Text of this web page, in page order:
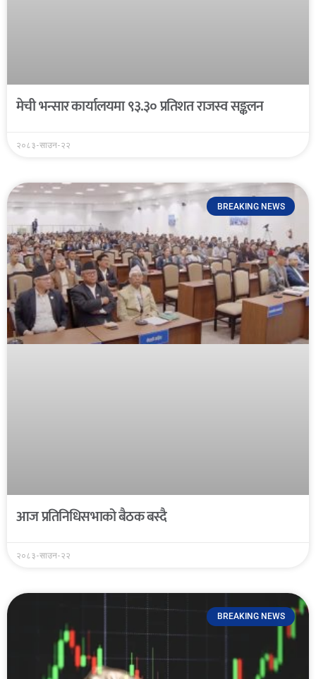
मेची भन्सार कार्यालयमा ९३.३० प्रतिशत राजस्व सङ्कलन
२०८३-साउन-२२
BREAKING NEWS
आज प्रतिनिधिसभाको बैठक बस्दै
२०८३-साउन-२२
BREAKING NEWS